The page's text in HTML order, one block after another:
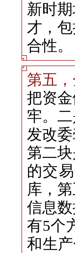
新时
才，
合性。
第五
把资
牢。
发改
第二
的交
库，
信息
有5个
和生